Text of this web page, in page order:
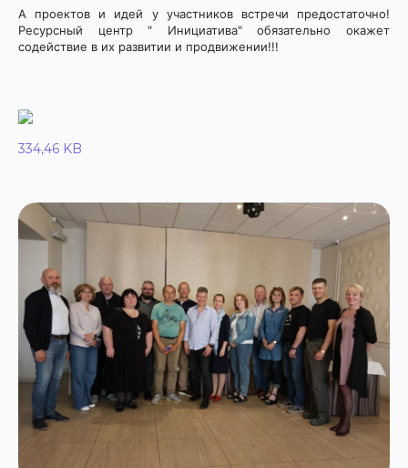
А проектов и идей у участников встречи предостаточно!
Ресурсный центр " Инициатива" обязательно окажет
содействие в их развитии и продвижении!!!
334,46 KB